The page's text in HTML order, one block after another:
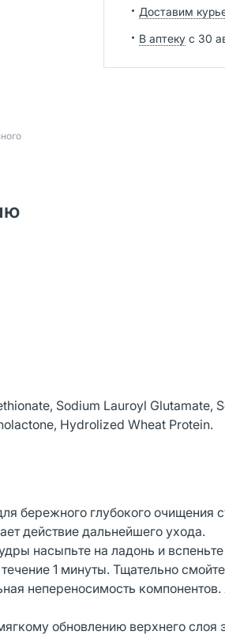
Доставим
В аптеку с 30
Sodium Lauroyl Glutamate,
Hydrolized Wheat Protein.
бережного глубокого очищения
действие дальнейшего ухода.
насыпьте на ладонь и
1 минуты. Тщательно
непереносимость
обновлению верхнего слоя